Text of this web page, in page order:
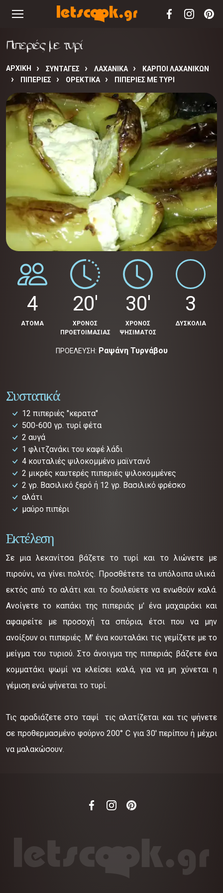
Πιπεριές με τυρί
ΑΡΧΙΚΉ ΣΥΝΤΑΓΈΣ ΛΑΧΑΝΙΚΑ
ΚΑΡΠΟΙ ΛΑΧΑΝΙΚΩΝ
ΠΙΠΕΡΙΕΣ
ΟΡΕΚΤΙΚΑ ΠΙΠΕΡΙΈΣ ΜΕ ΤΥΡΊ
4
ΑΤΟΜΑ
20'
ΧΡΟΝΟΣ
ΠΡΟΕΤΟΙΜΑΣΙΑΣ
30'
ΧΡΟΝΟΣ
ΨΗΣΙΜΑΤΟΣ
3
ΔΥΣΚΟΛΙΑ
ΠΡΟΕΛΕΥΣΗ: Ραψάνη Τυρνάβου
Συστατικά
12 πιπεριές "κερατα"
500-600 γρ. τυρί φέτα
2 αυγά
1 φλιτζανάκι του καφέ λάδι
4 κουταλιές ψιλοκομμένο μαϊντανό
2 μικρές καυτερές πιπεριές ψιλοκομμένες
2 γρ. Βασιλικό ξερό ή 12 γρ. Βασιλικό φρέσκο
αλάτι
μαύρο πιπέρι
Εκτέλεση
Σε μια λεκανίτσα βάζετε το τυρί και το λιώνετε με
πιρούνι, να γίνει πολτός. Προσθέτετε τα υπόλοιπα υλικά
εκτός από το αλάτι και το δουλεύετε να ενωθούν καλά.
Ανοίγετε το καπάκι της πιπεριάς μ' ένα μαχαιράκι και
αφαιρείτε με προσοχή τα σπόρια, έτσι που να μην
ανοίξουν οι πιπεριές. Μ' ένα κουταλάκι τις γεμίζετε με το
μείγμα του τυριού. Στο άνοιγμα της πιπεριάς βάζετε ένα
κομματάκι ψωμί να κλείσει καλά, για να μη χύνεται η
γέμιση ενώ ψήνεται το τυρί.
Τις αραδιάζετε στο ταψί τις αλατίζεται και τις ψήνετε
σε προθερμασμένο φούρνο 200° C για 30' περίπου ή μέχρι
να μαλακώσουν.